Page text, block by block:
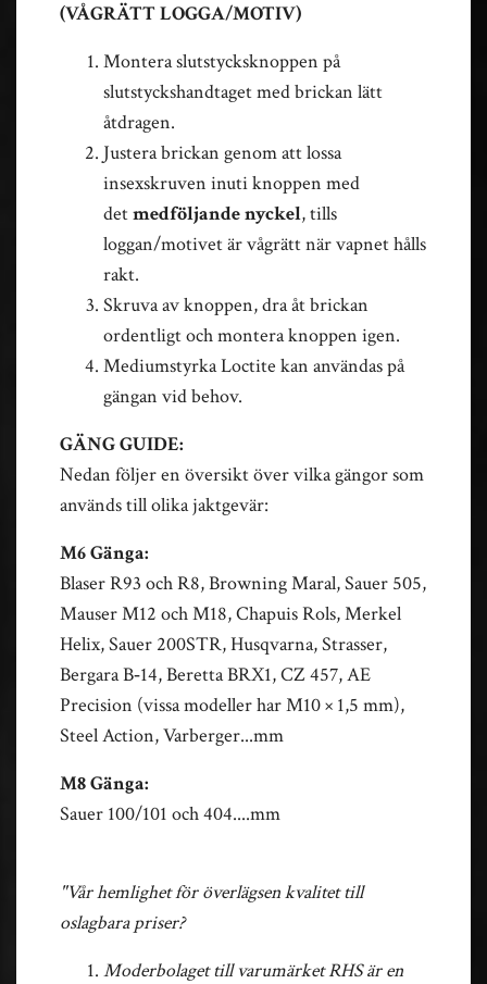
(VÅGRÄTT LOGGA/MOTIV)
Montera slutstycksknoppen på
slutstyckshandtaget med brickan lätt
åtdragen.
Justera brickan genom att lossa
insexskruven inuti knoppen med
detmedföljande nyckel, tills
loggan/motivet är vågrätt när vapnet hålls
rakt.
Skruva av knoppen, dra åt brickan
ordentligt och montera knoppen igen.
Mediumstyrka Loctite kan användas på
gängan vid behov.
GÄNG GUIDE:
Nedan följer en översikt över vilka gängor som
används till olika jaktgevär:
M6 Gänga:
Blaser R93 och R8, Browning Maral, Sauer 505,
Mauser M12 och M18, Chapuis Rols, Merkel
Helix, Sauer 200STR, Husqvarna, Strasser,
Bergara B‑14, Beretta BRX1, CZ 457, AE
Precision (vissa modeller har M10 × 1,5 mm),
Steel Action, Varberger...mm
M8 Gänga:
Sauer 100/101 och 404....mm
"Vår hemlighet för överlägsen kvalitet till
oslagbara priser?
Moderbolaget till varumärket RHS är en